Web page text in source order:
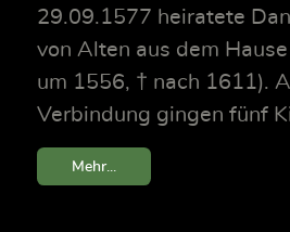
29.09.1577 heiratete
von Alten aus dem
um 1556, † nach 1611).
Verbindung gingen fünf
Mehr...